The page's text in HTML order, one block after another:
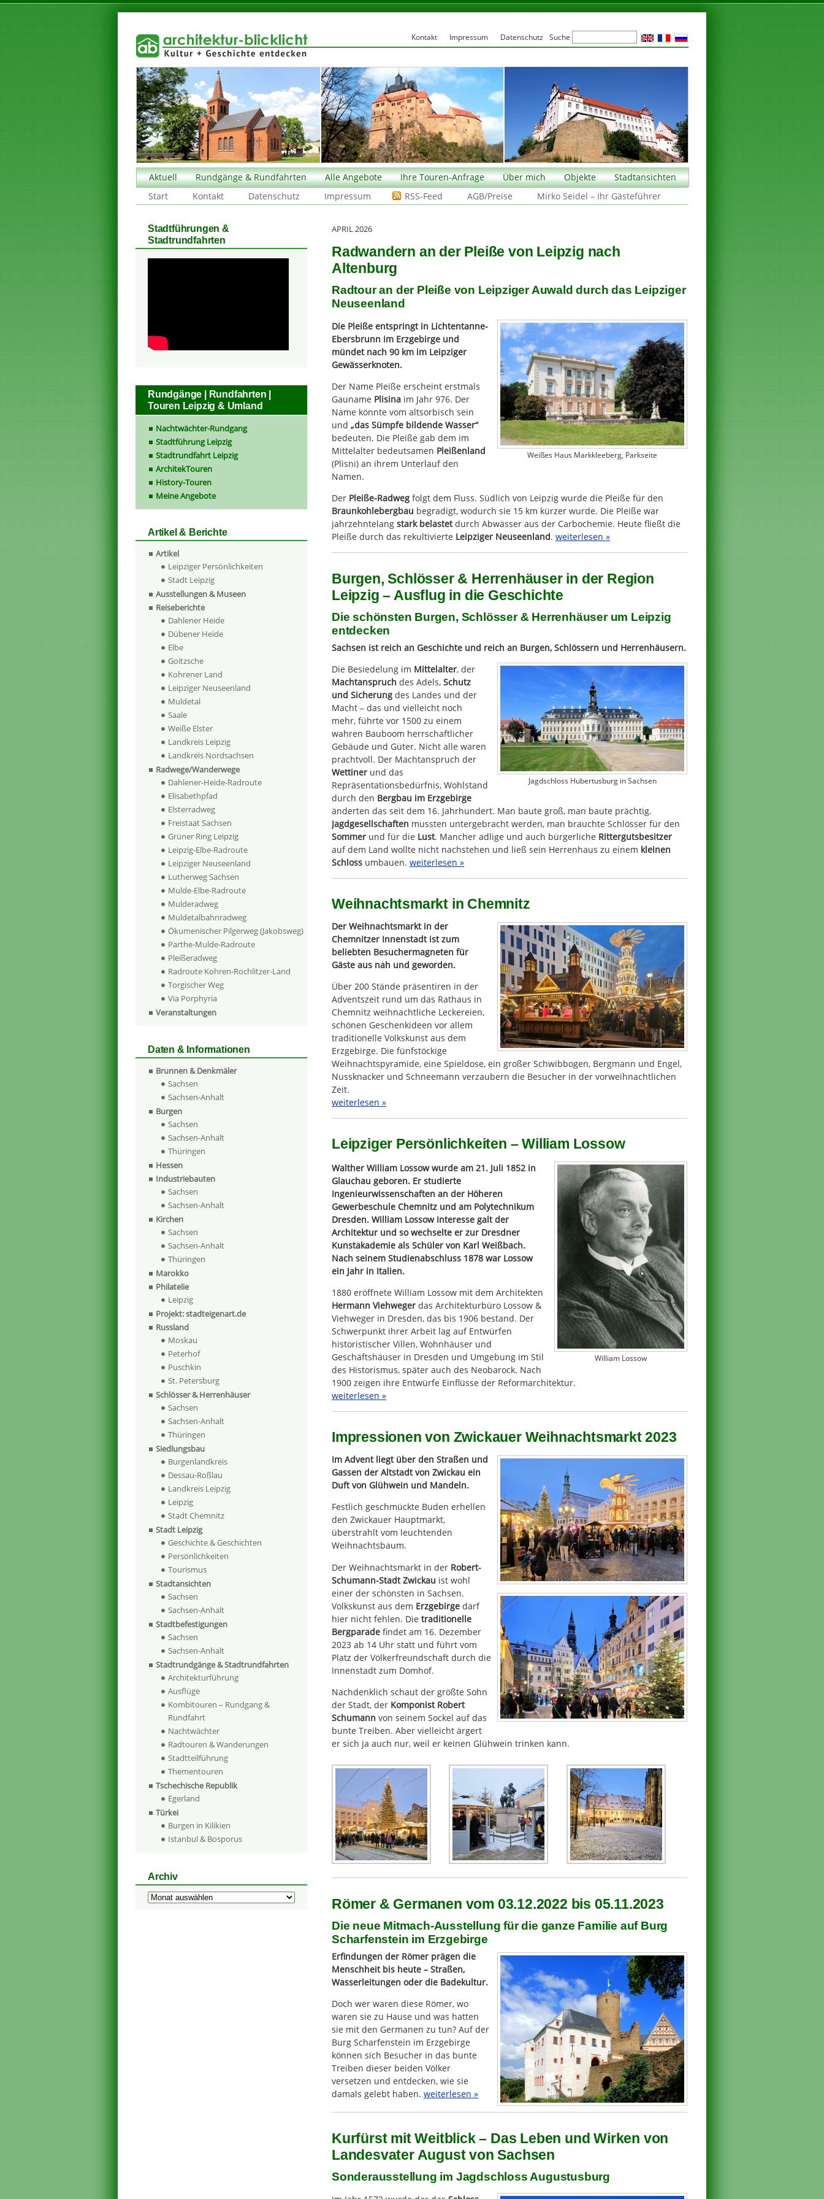
Aktuell Rundgänge & Rundfahrten Alle Angebote Ihre Touren-Anfrage Über mich Objekte
Stadtansichten
Start
Kontakt Datenschutz Impressum RSS-Feed AGB/Preise Mirko Seidel – Ihr Gästeführer
APRIL 2026
Radwandern an der Pleiße von Leipzig nach
Altenburg
Radtour an der Pleiße von Leipziger Auwald durch das Leipziger
Neuseenland
Weißes Haus Markkleeberg, Parkseite
Die Pleiße entspringt in Lichtentanne-
Ebersbrunn im Erzgebirge und
mündet nach 90 km im Leipziger
Gewässerknoten.
Der Name Pleiße erscheint erstmals
Gauname Plisina im Jahr 976. Der
Name könnte vom altsorbisch sein
und „das Sümpfe bildende Wasser“
bedeuten. Die Pleiße gab dem im
Mittelalter bedeutsamen Pleißenland
(Plisni) an ihrem Unterlauf den
Namen.
Der Pleiße-Radweg folgt dem Fluss. Südlich von Leipzig wurde die Pleiße für den
Braunkohlebergbau begradigt, wodurch sie 15 km kürzer wurde. Die Pleiße war
jahrzehntelang stark belastetdurch Abwässer aus der Carbochemie. Heute fließt die
Pleiße durch das rekultivierte Leipziger Neuseenland. weiterlesen »
Burgen, Schlösser & Herrenhäuser in der Region
Leipzig – Ausflug in die Geschichte
Die schönsten Burgen, Schlösser & Herrenhäuser um Leipzig
entdecken
Sachsen ist reich an Geschichte und reich an Burgen, Schlössern und Herrenhäusern.
Jagdschloss Hubertusburg in Sachsen
Die Besiedelung im Mittelalter, der
Machtanspruch des Adels, Schutz
und Sicherung des Landes und der
Macht – das und vielleicht noch
mehr, führte vor 1500 zu einem
wahren Bauboom herrschaftlicher
Gebäude und Güter. Nicht alle waren
prachtvoll. Der Machtanspruch der
Wettiner und das
Repräsentationsbedürfnis, Wohlstand
durch den Bergbau im Erzgebirge
änderten das seit dem 16. Jahrhundert. Man baute groß, man baute prächtig.
Jagdgesellschaften mussten untergebracht werden, man brauchte Schlösser für den
Sommer und für die Lust. Mancher adlige und auch bürgerliche Rittergutsbesitzer
auf dem Land wollte nicht nachstehen und ließ sein Herrenhaus zu einem kleinen
Schloss umbauen. weiterlesen »
Weihnachtsmarkt in Chemnitz
Der Weihnachtsmarkt in der
Chemnitzer Innenstadt ist zum
beliebten Besuchermagneten für
Gäste aus nah und geworden.
Über 200 Stände präsentiren in der
Adventszeit rund um das Rathaus in
Chemnitz weihnachtliche Leckereien,
schönen Geschenkideen vor allem
traditionelle Volkskunst aus dem
Erzgebirge. Die fünfstöckige
Weihnachtspyramide, eine Spieldose, ein großer Schwibbogen, Bergmann und Engel,
Nussknacker und Schneemann verzaubern die Besucher in der vorweihnachtlichen
Zeit.
weiterlesen »
Leipziger Persönlichkeiten – William Lossow
William Lossow
Walther William Lossow wurde am 21. Juli 1852 in
Glauchau geboren. Er studierte
Ingenieurwissenschaften an der Höheren
Gewerbeschule Chemnitz und am Polytechnikum
Dresden. William Lossow Interesse galt der
Architektur und so wechselte er zur Dresdner
Kunstakademie als Schüler von Karl Weißbach.
Nach seinem Studienabschluss 1878 war Lossow
ein Jahr in Italien.
1880 eröffnete William Lossow mit dem Architekten
Hermann Viehweger das Architekturbüro Lossow &
Viehweger in Dresden, das bis 1906 bestand. Der
Schwerpunkt ihrer Arbeit lag auf Entwürfen
historistischer Villen, Wohnhäuser und
Geschäftshäuser in Dresden und Umgebung im Stil
des Historismus, später auch des Neobarock. Nach
1900 zeigen ihre Entwürfe Einflüsse der Reformarchitektur.
weiterlesen »
Impressionen von Zwickauer Weihnachtsmarkt 2023
Im Advent liegt über den Straßen und
Gassen der Altstadt von Zwickau ein
Duft von Glühwein und Mandeln.
Festlich geschmückte Buden erhellen
den Zwickauer Hauptmarkt,
überstrahlt vom leuchtenden
Weihnachtsbaum.
Der Weihnachtsmarkt in der Robert-
Schumann-Stadt Zwickau ist wohl
einer der schönsten in Sachsen.
Volkskunst aus dem Erzgebirge darf
hier nicht fehlen. Die traditionelle
Bergparade findet am 16. Dezember
2023 ab 14 Uhr statt und führt vom
Platz der Völkerfreundschaft durch die
Innenstadt zum Domhof.
Nachdenklich schaut der größte Sohn
der Stadt, der Komponist Robert
Schumann von seinem Sockel auf das
bunte Treiben. Aber vielleicht ärgert
er sich ja auch nur, weil er keinen Glühwein trinken kann.
Römer & Germanen vom 03.12.2022 bis 05.11.2023
Die neue Mitmach-Ausstellung für die ganze Familie auf Burg
Scharfenstein im Erzgebirge
Erfindungen der Römer prägen die
Menschheit bis heute – Straßen,
Wasserleitungen oder die Badekultur.
Doch wer waren diese Römer, wo
waren sie zu Hause und was hatten
sie mit den Germanen zu tun? Auf der
Burg Scharfenstein im Erzgebirge
können sich Besucher in das bunte
Treiben dieser beiden Völker
versetzen und entdecken, wie sie
damals gelebt haben. weiterlesen »
Kurfürst mit Weitblick – Das Leben und Wirken von
Landesvater August von Sachsen
Sonderausstellung im Jagdschloss Augustusburg
Stadtführungen &
Stadtrundfahrten
Rundgänge | Rundfahrten |
Touren Leipzig & Umland
Nachtwächter-Rundgang
Stadtführung Leipzig
Stadtrundfahrt Leipzig
ArchitekTouren
History-Touren
Meine Angebote
Artikel & Berichte
Artikel
Leipziger Persönlichkeiten
Stadt Leipzig
Ausstellungen & Museen
Reiseberichte
Dahlener Heide
Dübener Heide
Elbe
Goitzsche
Kohrener Land
Leipziger Neuseenland
Muldetal
Saale
Weiße Elster
Landkreis Leipzig
Landkreis Nordsachsen
Radwege/Wanderwege
Dahlener-Heide-Radroute
Elisabethpfad
Elsterradweg
Freistaat Sachsen
Grüner Ring Leipzig
Leipzig-Elbe-Radroute
Leipziger Neuseenland
Lutherweg Sachsen
Mulde-Elbe-Radroute
Mulderadweg
Muldetalbahnradweg
Ökumenischer Pilgerweg (Jakobsweg)
Parthe-Mulde-Radroute
Pleißeradweg
Radroute Kohren-Rochlitzer-Land
Torgischer Weg
Via Porphyria
Veranstaltungen
Daten & Informationen
Brunnen & Denkmäler
Sachsen
Sachsen-Anhalt
Burgen
Sachsen
Sachsen-Anhalt
Thüringen
Hessen
Industriebauten
Sachsen
Sachsen-Anhalt
Kirchen
Sachsen
Sachsen-Anhalt
Thüringen
Marokko
Philatelie
Leipzig
Projekt: stadteigenart.de
Russland
Moskau
Peterhof
Puschkin
St. Petersburg
Schlösser & Herrenhäuser
Sachsen
Sachsen-Anhalt
Thüringen
Siedlungsbau
Burgenlandkreis
Dessau-Roßlau
Landkreis Leipzig
Leipzig
Stadt Chemnitz
Stadt Leipzig
Geschichte & Geschichten
Persönlichkeiten
Tourismus
Stadtansichten
Sachsen
Sachsen-Anhalt
Stadtbefestigungen
Sachsen
Sachsen-Anhalt
Stadtrundgänge & Stadtrundfahrten
Architekturführung
Ausflüge
Kombitouren – Rundgang &
Rundfahrt
Nachtwächter
Radtouren & Wanderungen
Stadtteilführung
Thementouren
Tschechische Republik
Egerland
Türkei
Burgen in Kilikien
Istanbul & Bosporus
Archiv
Archiv
Kontakt Impressum Datenschutz Suche